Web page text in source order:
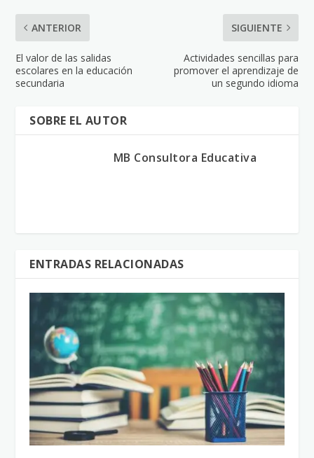
ANTERIOR
El valor de las salidas
escolares en la educación
secundaria
SIGUIENTE
Actividades sencillas para
promover el aprendizaje de
un segundo idioma
SOBRE EL AUTOR
MB Consultora Educativa
ENTRADAS RELACIONADAS